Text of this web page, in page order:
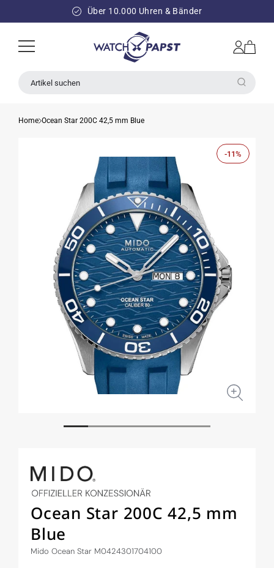
INHALT
Über 10.000 Uhren & Bänder
Einloggen
Warenkorb
Artikel suchen
Home Ocean Star 200C 42,5 mm Blue
-11%
Ocean Star 200C 42,5 mm
Blue
Mido Ocean Star M0424301704100